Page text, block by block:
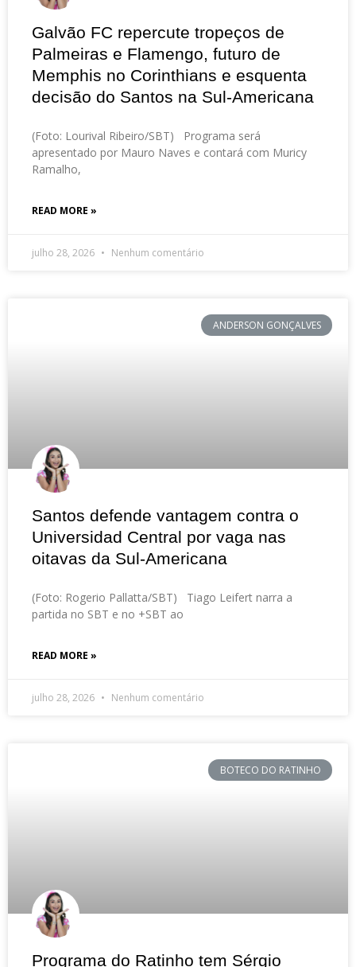
Galvão FC repercute tropeços de
Palmeiras e Flamengo, futuro de
Memphis no Corinthians e esquenta
decisão do Santos na Sul-Americana
(Foto: Lourival Ribeiro/SBT) Programa será
apresentado por Mauro Naves e contará com Muricy
Ramalho,
READ MORE »
julho 28, 2026 Nenhum comentário
ANDERSON GONÇALVES
Santos defende vantagem contra o
Universidad Central por vaga nas
oitavas da Sul-Americana
(Foto: Rogerio Pallatta/SBT) Tiago Leifert narra a
partida no SBT e no +SBT ao
READ MORE »
julho 28, 2026 Nenhum comentário
BOTECO DO RATINHO
Programa do Ratinho tem Sérgio